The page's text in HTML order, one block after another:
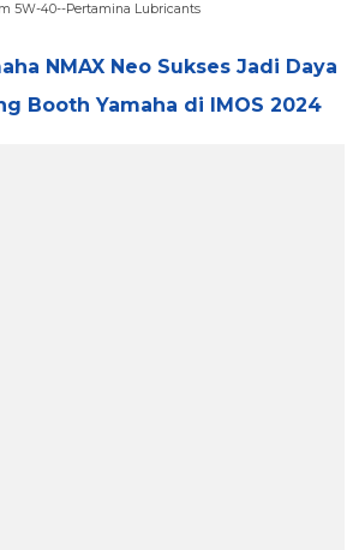
5W-40--Pertamina Lubricants
NMAX Neo Sukses Jadi Daya
Booth Yamaha di IMOS 2024